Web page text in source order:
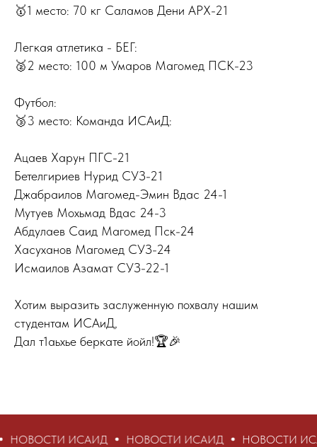
🥇1 место: 70 кг Саламов Дени АРХ-21
Легкая атлетика - БЕГ:
🥈2 место: 100 м Умаров Магомед ПСК-23
Футбол:
🥉3 место: Команда ИСАиД:
Ацаев Харун ПГС-21
Бетелгириев Нурид СУЗ-21
Джабраилов Магомед-Эмин Вдас 24-1
Мутуев Мохьмад Вдас 24-3
Абдулаев Саид Магомед Пск-24
Хасуханов Магомед СУЗ-24
Исмаилов Азамат СУЗ-22-1
Хотим выразить заслуженную похвалу нашим
студентам ИСАиД,
Дал т1аьхье беркате йойл!🏆🎉
ИСАИД НОВОСТИ ИСАИД НОВОСТИ ИСАИД